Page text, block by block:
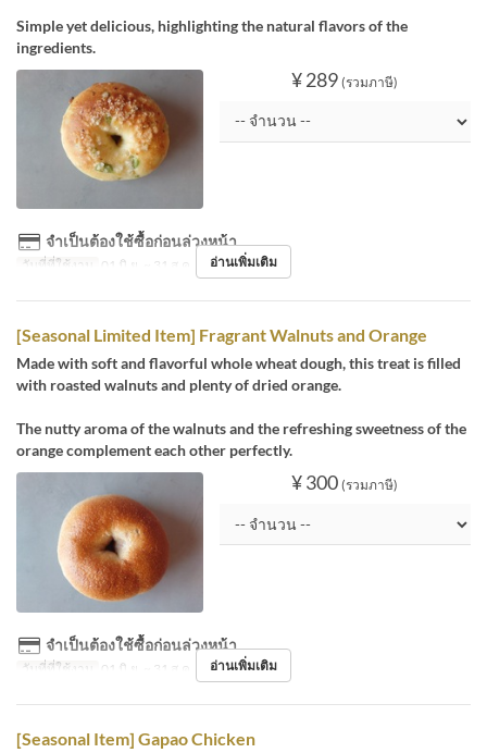
Simple yet delicious, highlighting the natural flavors of the
ingredients.
¥ 289 (รวมภาษี)
จำเป็นต้องใช้ซื้อก่อนล่วงหน้า
วันที่ที่ใช้งาน 01 มิ.ย. ~ 31 ส.ค. อ่านเพิ่มเติม
[Seasonal Limited Item] Fragrant Walnuts and Orange
Made with soft and flavorful whole wheat dough, this treat is filled
with roasted walnuts and plenty of dried orange.
The nutty aroma of the walnuts and the refreshing sweetness of the
orange complement each other perfectly.
¥ 300 (รวมภาษี)
จำเป็นต้องใช้ซื้อก่อนล่วงหน้า
วันที่ที่ใช้งาน 01 มิ.ย. ~ 31 ส.ค. อ่านเพิ่มเติม
[Seasonal Item] Gapao Chicken